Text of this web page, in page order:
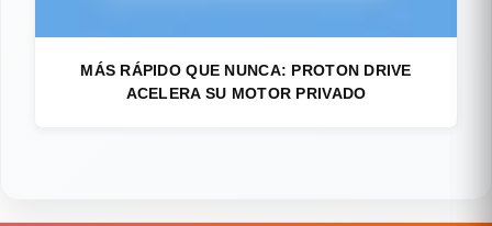
MÁS RÁPIDO QUE NUNCA: PROTON DRIVE
ACELERA SU MOTOR PRIVADO